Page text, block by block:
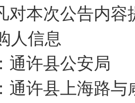
对本次公告内
人信息
通许县公安局
通许县上海路与